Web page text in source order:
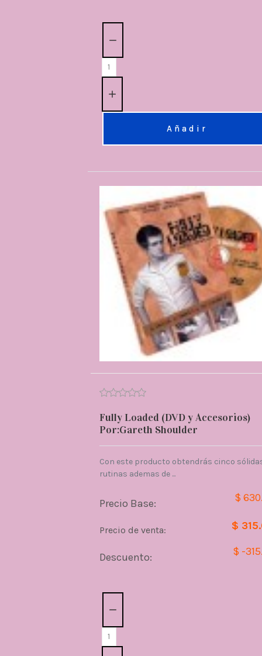
Añadir
Fully Loaded (DVD y Accesorios)
Por:Gareth Shoulder
Con este producto obtendrás cinco
rutinas ademas de ...
Precio Base: $
Precio de venta: $
Descuento: $ -